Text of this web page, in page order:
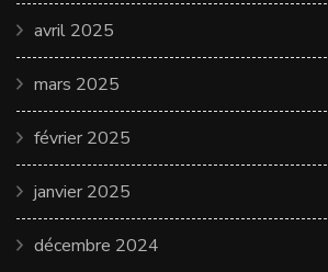
avril 2025
mars 2025
février 2025
janvier 2025
décembre 2024